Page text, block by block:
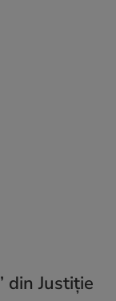
din Justiţie